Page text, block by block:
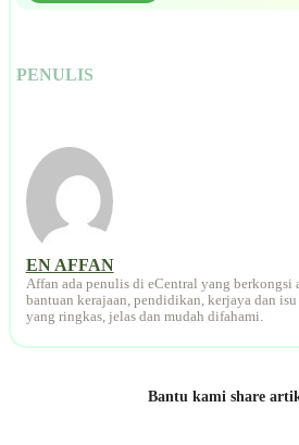
PENULIS
EN AFFAN
Affan ada penulis di eCentral yang berkongsi
bantuan kerajaan, pendidikan, kerjaya dan isu
yang ringkas, jelas dan mudah difahami.
Bantu kami share